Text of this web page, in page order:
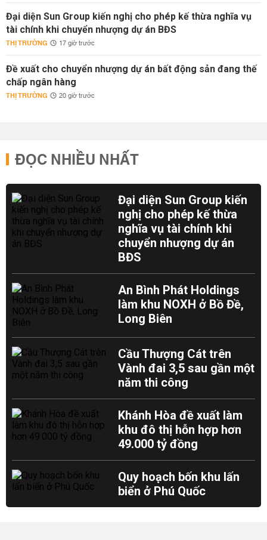
Đại diện Sun Group kiến nghị cho phép kế thừa nghĩa vụ
tài chính khi chuyển nhượng dự án BĐS
THỊ TRƯỜNG 17 giờ trước
Đề xuất cho chuyển nhượng dự án bất động sản đang thế
chấp ngân hàng
THỊ TRƯỜNG 20 giờ trước
ĐỌC NHIỀU NHẤT
Đại diện Sun Group kiến
nghị cho phép kế thừa
nghĩa vụ tài chính khi
chuyển nhượng dự án
BĐS
An Bình Phát Holdings
làm khu NOXH ở Bồ Đề,
Long Biên
Cầu Thượng Cát trên
Vành đai 3,5 sau gần một
năm thi công
Khánh Hòa đề xuất làm
khu đô thị hỗn hợp hơn
49.000 tỷ đồng
Quy hoạch bốn khu lấn
biển ở Phú Quốc